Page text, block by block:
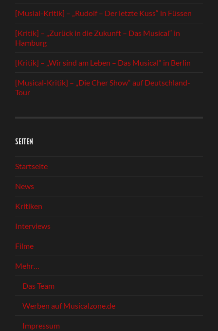
[Musial-Kritik] – „Rudolf – Der letzte Kuss“ in Füssen
[Kritik] – „Zurück in die Zukunft – Das Musical“ in
Hamburg
[Kritik] – „Wir sind am Leben – Das Musical“ in Berlin
[Musical-Kritik] – „Die Cher Show“ auf Deutschland-
Tour
SEITEN
Startseite
News
Kritiken
Interviews
Filme
Mehr…
Das Team
Werben auf Musicalzone.de
Impressum